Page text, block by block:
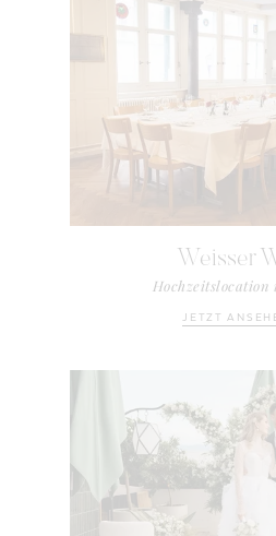
Weisser
JETZT